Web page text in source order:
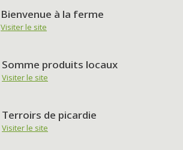
Bienvenue à la ferme
Visiter le site
Somme produits locaux
Visiter le site
Terroirs de picardie
Visiter le site